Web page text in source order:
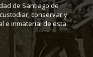
de Santiago de
conservar y
e inmaterial de esta